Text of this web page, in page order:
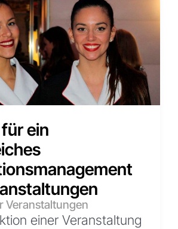
ein
Veranstaltungen
einer Veranstaltung